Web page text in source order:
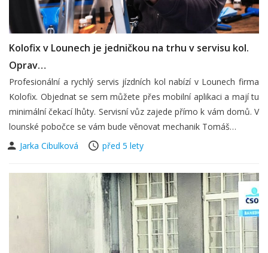
Kolofix v Lounech je jedničkou na trhu v servisu kol.
Oprav…
Profesionální a rychlý servis jízdních kol nabízí v Lounech firma
Kolofix. Objednat se sem můžete přes mobilní aplikaci a mají tu
minimální čekací lhůty. Servisní vůz zajede přímo k vám domů. V
lounské pobočce se vám bude věnovat mechanik Tomáš…
Jarka Cibulková
před 5 lety